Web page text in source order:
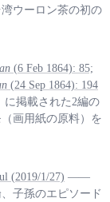
ウーロン茶の初の
(6 Feb 1864): 85;
(24 Sep 1864): 194
掲載された2編の
画用紙の原料）を
(2019/1/27) ——
子孫のエピソード